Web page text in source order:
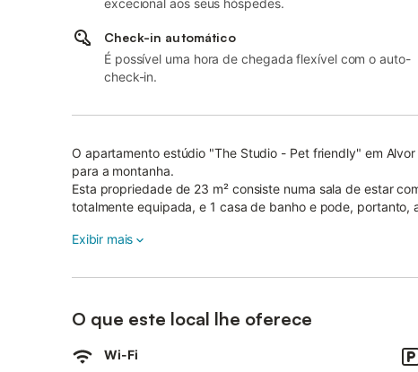
excecional aos seus hóspedes.
Check-in automático
É possível uma hora de chegada flexível com o auto-
check-in.
O apartamento estúdio "The Studio - Pet friendly" em
para a montanha.
Esta propriedade de 23 m² consiste numa sala de estar
totalmente equipada, e 1 casa de banho e pode, portanto,
ventilador, bem como TV por cabo.
de montanha.
Praia de Torralta, Alvor, e 3 Irmaos ficam a 150 m do
O centro da aldeia de Alvor com os seus restaurantes,
no espaço de 5 minutos.
Exibir mais
O que este local lhe oferece
Wi-Fi